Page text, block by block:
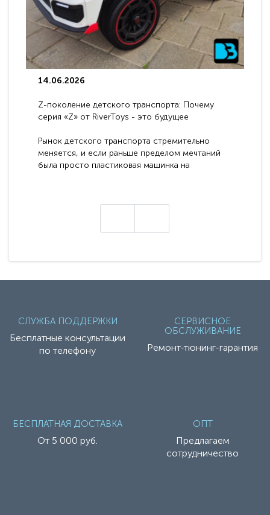
14.06.2026
Z-поколение детского транспорта: Почему
серия «Z» от RiverToys - это будущее
Рынок детского транспорта стремительно
меняется, и если раньше пределом мечтаний
была просто пластиковая машинка на
СЛУЖБА ПОДДЕРЖКИ
Бесплатные консультации
по телефону
СЕРВИСНОЕ
ОБСЛУЖИВАНИЕ
Ремонт-тюнинг-гарантия
БЕСПЛАТНАЯ ДОСТАВКА
От 5 000 руб.
ОПТ
Предлагаем
сотрудничество